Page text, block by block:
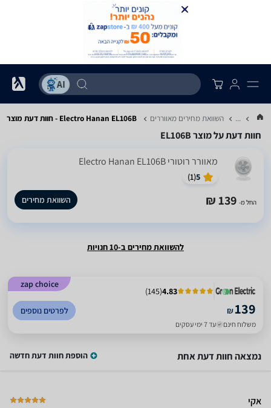
... השוואת מחירים מאווררים Electro Hanan EL106B - חוות דעת מוצר
חוות דעת על מוצר EL106B
‏מאוורר רוטורי Electro Hanan EL106B
5
(
1
)
החל מ- 139 ₪ השוואת מחירים
להשוואת מחירים ב-10 חנויות
zap choice
4.83
(
145
)
₪139
משלוח חינם עד 7 ימי עסקים
לפרטים נוספים
נמצאה חוות דעת אחת הוספת חוות דעת חדשה
אקי